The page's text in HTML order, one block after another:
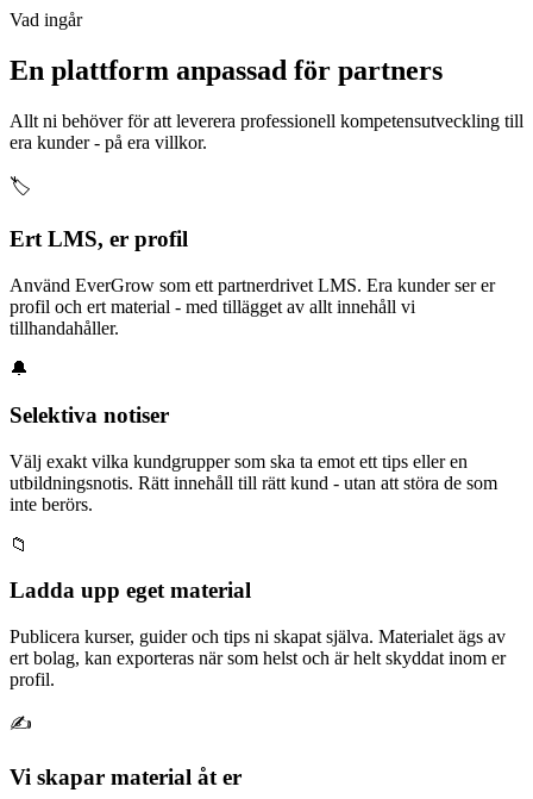
Vad ingår
En plattform anpassad för partners
Allt ni behöver för att leverera professionell kompetensutveckling till
era kunder - på era villkor.
🏷️
Ert LMS, er profil
Använd EverGrow som ett partnerdrivet LMS. Era kunder ser er
profil och ert material - med tillägget av allt innehåll vi
tillhandahåller.
🔔
Selektiva notiser
Välj exakt vilka kundgrupper som ska ta emot ett tips eller en
utbildningsnotis. Rätt innehåll till rätt kund - utan att störa de som
inte berörs.
📁
Ladda upp eget material
Publicera kurser, guider och tips ni skapat själva. Materialet ägs av
ert bolag, kan exporteras när som helst och är helt skyddat inom er
profil.
✍️
Vi skapar material åt er